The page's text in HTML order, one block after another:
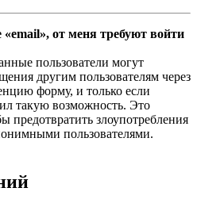
от меня требуют войти
пользователи могут
другим пользователям через
форму, и только если
такую возможность. Это
предотвратить злоупотребления
пользователями.